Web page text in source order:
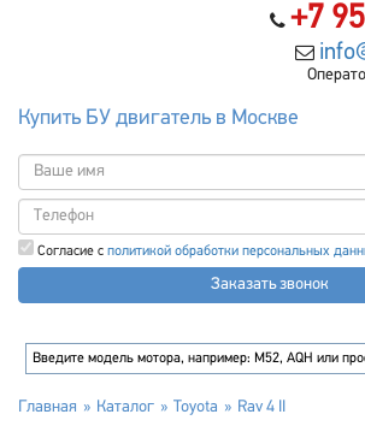
+7
Купить БУ двигатель в Москве
Согласие с политикой обработки персональных
Заказать звонок
Главная Каталог Toyota Rav 4 II